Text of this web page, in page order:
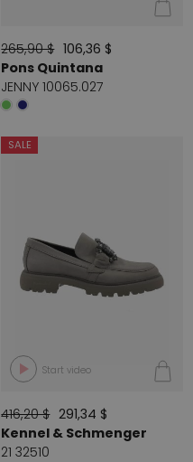
265,90 $ 106,36 $
Pons Quintana
JENNY 10065.027
SALE
Start video
416,20 $ 291,34 $
Kennel & Schmenger
21 32510